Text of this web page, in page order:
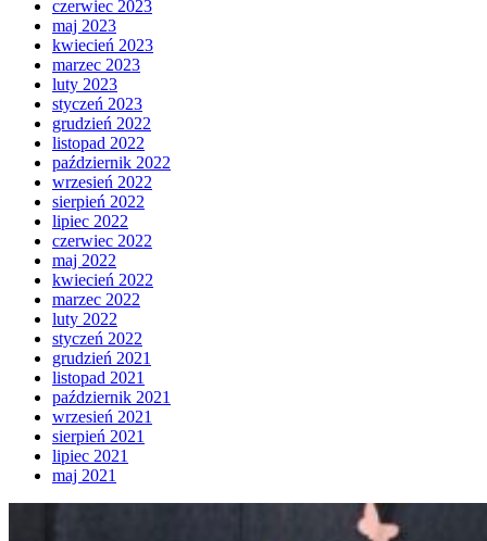
czerwiec 2023
maj 2023
kwiecień 2023
marzec 2023
luty 2023
styczeń 2023
grudzień 2022
listopad 2022
październik 2022
wrzesień 2022
sierpień 2022
lipiec 2022
czerwiec 2022
maj 2022
kwiecień 2022
marzec 2022
luty 2022
styczeń 2022
grudzień 2021
listopad 2021
październik 2021
wrzesień 2021
sierpień 2021
lipiec 2021
maj 2021